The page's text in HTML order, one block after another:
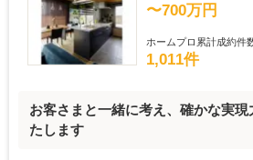
〜700万円
ホームプロ累計成約件
1,011件
お客さまと一緒に考え、確かな実
たします